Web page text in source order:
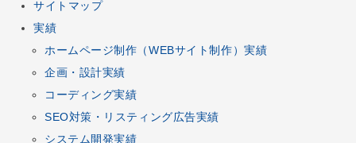
サイトマップ
実績
ホームページ制作 （WEBサイト制作）実績
企画 ・ 設計実績
コーディング実績
SEO対策 ・ リスティング広告実績
システム開発実績